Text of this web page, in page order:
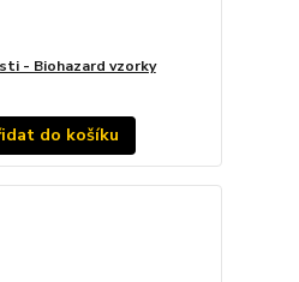
- Biohazard vzorky
do košíku